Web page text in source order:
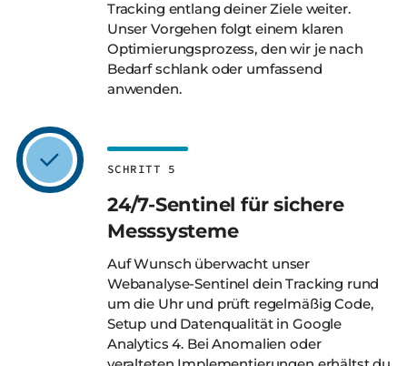
Tracking entlang deiner Ziele weiter.
Unser Vorgehen folgt einem klaren
Optimierungsprozess, den wir je nach
Bedarf schlank oder umfassend
anwenden.
SCHRITT 5
24/7-Sentinel für sichere
Mess­systeme
Auf Wunsch überwacht unser
Webanalyse-Sentinel dein Tracking rund
um die Uhr und prüft regelmäßig Code,
Setup und Datenqualität in Google
Analytics 4. Bei Anomalien oder